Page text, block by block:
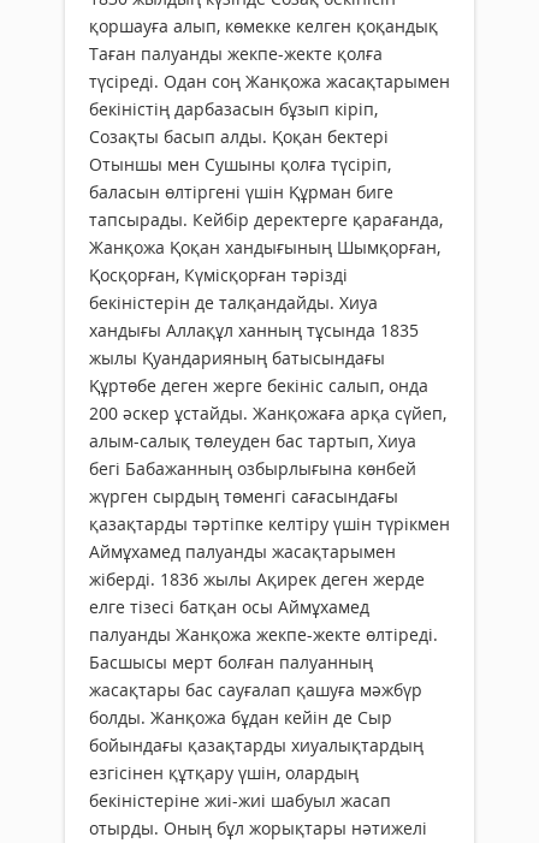
қоршауға алып, көмекке келген қоқандық
Таған палуанды жекпе-жекте қолға
түсіреді. Одан соң Жанқожа жасақтарымен
бекіністің дарбазасын бұзып кіріп,
Созақты басып алды. Қоқан бектері
Отыншы мен Сушыны қолға түсіріп,
баласын өлтіргені үшін Құрман биге
тапсырады. Кейбір деректерге қарағанда,
Жанқожа Қоқан хандығының Шымқорған,
Қосқорған, Күмісқорған тәрізді
бекіністерін де талқандайды. Хиуа
хандығы Аллақұл ханның тұсында 1835
жылы Қуандарияның батысындағы
Құртөбе деген жерге бекініс салып, онда
200 әскер ұстайды. Жанқожаға арқа сүйеп,
алым-салық төлеуден бас тартып, Хиуа
бегі Бабажанның озбырлығына көнбей
жүрген сырдың төменгі сағасындағы
қазақтарды тәртіпке келтіру үшін түрікмен
Аймұхамед палуанды жасақтарымен
жіберді. 1836 жылы Ақирек деген жерде
елге тізесі батқан осы Аймұхамед
палуанды Жанқожа жекпе-жекте өлтіреді.
Басшысы мерт болған палуанның
жасақтары бас сауғалап қашуға мәжбүр
болды. Жанқожа бұдан кейін де Сыр
бойындағы қазақтарды хиуалықтардың
езгісінен құтқару үшін, олардың
бекіністеріне жиі-жиі шабуыл жасап
отырды. Оның бұл жорықтары нәтижелі